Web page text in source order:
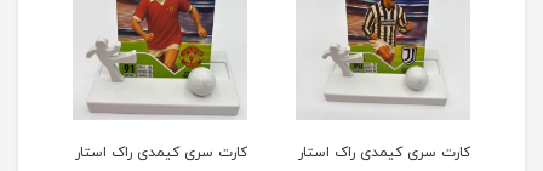
کارت سری کیمدی راک استار
کارت سری کیمدی راک استار